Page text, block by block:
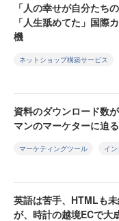
「人の幸せが自分たち
「人生舐めてた」国際
機
ネットショップ構築サービス
資料のダウンロード数
マンのマーケターに迫
マーケティングツール イ
英語は苦手、HTMLも
が、時計の越境ECで大